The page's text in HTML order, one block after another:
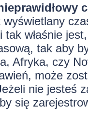
wyświetlany
tak właśnie
tak aby
Afryka, czy
może
nie jesteś
się